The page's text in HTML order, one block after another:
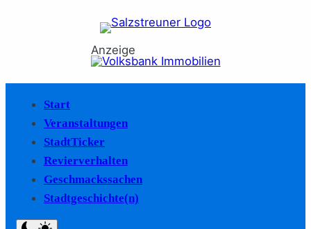
Anzeige
Start
Veranstaltungen
StadtTicker
Revierverhalten
Geschmackssachen
Stadtgeschichte(n)